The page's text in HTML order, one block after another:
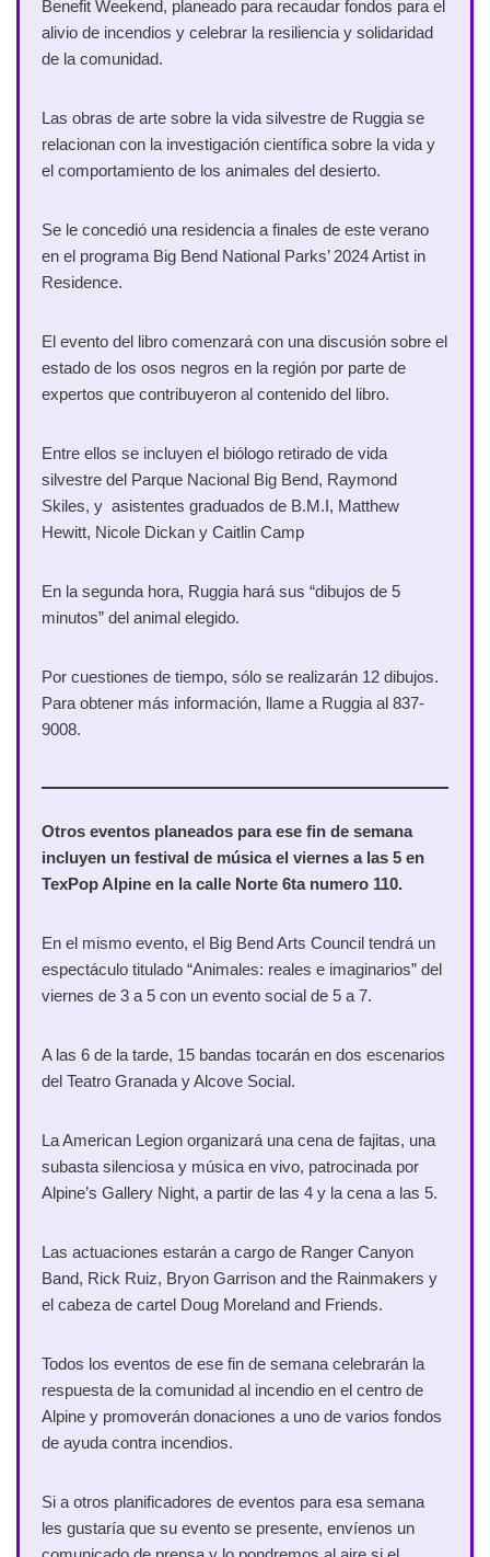
Benefit Weekend, planeado para recaudar fondos para el
alivio de incendios y celebrar la resiliencia y solidaridad
de la comunidad.
Las obras de arte sobre la vida silvestre de Ruggia se
relacionan con la investigación científica sobre la vida y
el comportamiento de los animales del desierto.
Se le concedió una residencia a finales de este verano
en el programa Big Bend National Parks’ 2024 Artist in
Residence.
El evento del libro comenzará con una discusión sobre el
estado de los osos negros en la región por parte de
expertos que contribuyeron al contenido del libro.
Entre ellos se incluyen el biólogo retirado de vida
silvestre del Parque Nacional Big Bend, Raymond
Skiles, y asistentes graduados de B.M.I, Matthew
Hewitt, Nicole Dickan y Caitlin Camp
En la segunda hora, Ruggia hará sus “dibujos de 5
minutos” del animal elegido.
Por cuestiones de tiempo, sólo se realizarán 12 dibujos.
Para obtener más información, llame a Ruggia al 837-
9008.
Otros eventos planeados para ese fin de semana
incluyen un festival de música el viernes a las 5 en
TexPop Alpine en la calle Norte 6ta numero 110.
En el mismo evento, el Big Bend Arts Council tendrá un
espectáculo titulado “Animales: reales e imaginarios” del
viernes de 3 a 5 con un evento social de 5 a 7.
A las 6 de la tarde, 15 bandas tocarán en dos escenarios
del Teatro Granada y Alcove Social.
La American Legion organizará una cena de fajitas, una
subasta silenciosa y música en vivo, patrocinada por
Alpine’s Gallery Night, a partir de las 4 y la cena a las 5.
Las actuaciones estarán a cargo de Ranger Canyon
Band, Rick Ruiz, Bryon Garrison and the Rainmakers y
el cabeza de cartel Doug Moreland and Friends.
Todos los eventos de ese fin de semana celebrarán la
respuesta de la comunidad al incendio en el centro de
Alpine y promoverán donaciones a uno de varios fondos
de ayuda contra incendios.
Si a otros planificadores de eventos para esa semana
les gustaría que su evento se presente, envíenos un